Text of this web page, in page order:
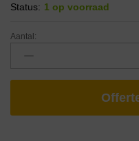
Status: 1 op voorraad
Aantal: